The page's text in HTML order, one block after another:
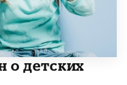
о детских